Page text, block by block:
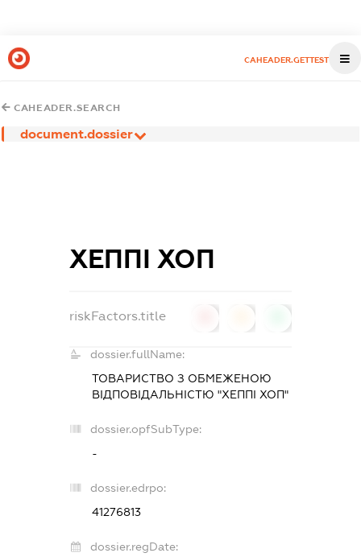
CAHEADER.GETTEST
CAHEADER.SEARCH
document.dossier
ХЕППІ ХОП
riskFactors.title
dossier.fullName:
ТОВАРИСТВО З ОБМЕЖЕНОЮ
ВІДПОВІДАЛЬНІСТЮ "ХЕППІ ХОП"
dossier.opfSubType:
-
dossier.edrpo:
41276813
dossier.regDate: